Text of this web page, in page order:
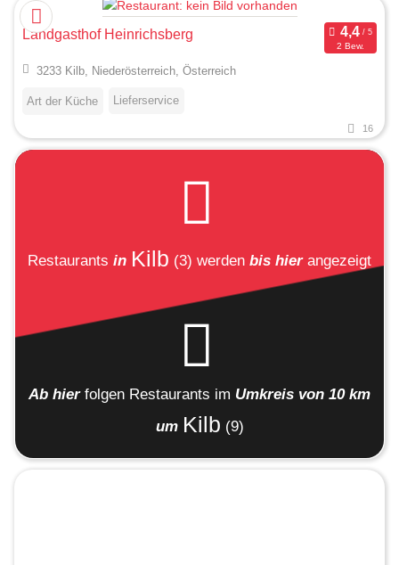
Landgasthof Heinrichsberg
2 Bew.
3233 Kilb, Niederösterreich, Österreich
Art der Küche Lieferservice
16
Restaurants in Kilb (3) werden bis hierangezeigt
Ab hier folgen Restaurants im Umkreis von 10 km
um Kilb (9)